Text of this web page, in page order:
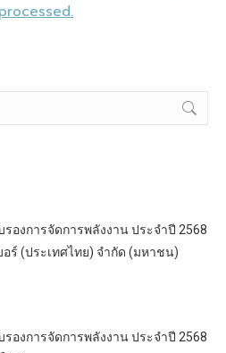
องการจัดการพลังงาน ประจำปี 2568
อร์ (ประเทศไทย) จำกัด (มหาชน)
องการจัดการพลังงาน ประจำปี 2568